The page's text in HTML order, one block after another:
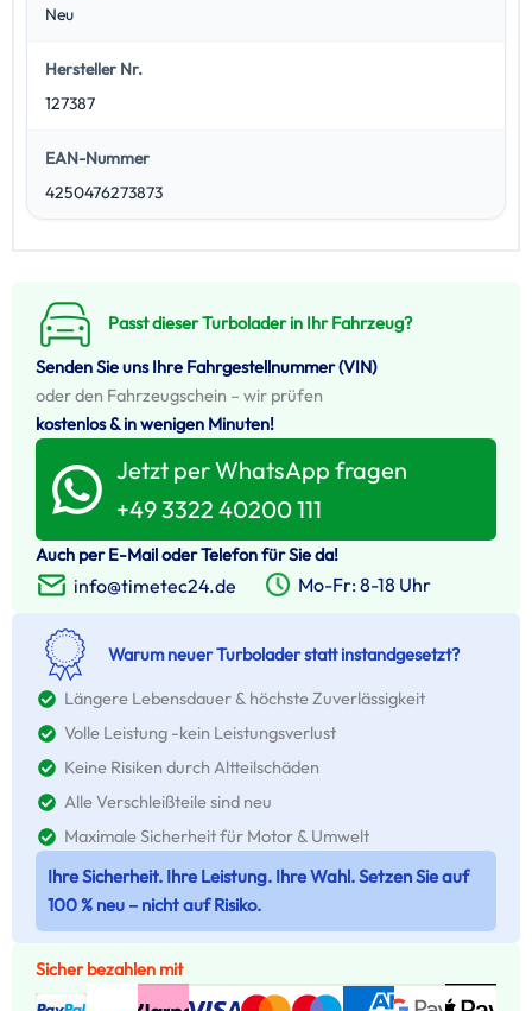
Neu
Hersteller Nr.
127387
EAN-Nummer
4250476273873
Passt dieser Turbolader in Ihr Fahrzeug?
Senden Sie uns Ihre Fahrgestellnummer (VIN)
oder den Fahrzeugschein – wir prüfen
kostenlos & in wenigen Minuten!
Jetzt per WhatsApp fragen
+49 3322 40200 111
Auch per E-Mail oder Telefon für Sie da!
info@timetec24.de Mo-Fr: 8-18 Uhr
Warum neuer Turbolader statt instandgesetzt?
Längere Lebensdauer & höchste Zuverlässigkeit
Volle Leistung -kein Leistungsverlust
Keine Risiken durch Altteilschäden
Alle Verschleißteile sind neu
Maximale Sicherheit für Motor & Umwelt
Ihre Sicherheit. Ihre Leistung. Ihre Wahl. Setzen Sie auf
100 % neu – nicht auf Risiko.
Sicher bezahlen mit